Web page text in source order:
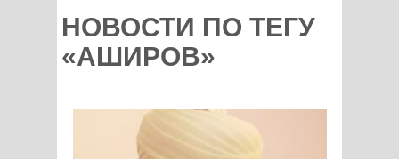
НОВОСТИ ПО ТЕГУ
«АШИРОВ»